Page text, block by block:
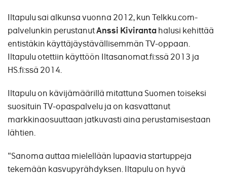
Iltapulu sai alkunsa vuonna 2012, kun Telkku.com-
palvelunkin perustanutAnssi Kivirantahalusi kehittää
entistäkin käyttäjäystävällisemmän TV-oppaan.
Iltapulu otettiin käyttöön Iltasanomat.fi:ssä 2013 ja
HS.fi:ssä 2014.
Iltapulu on kävijämäärillä mitattuna Suomen toiseksi
suosituin TV-opaspalvelu ja on kasvattanut
markkinaosuuttaan jatkuvasti aina perustamisestaan
lähtien.
"Sanoma auttaa mielellään lupaavia startuppeja
tekemään kasvupyrähdyksen. Iltapulu on hyvä